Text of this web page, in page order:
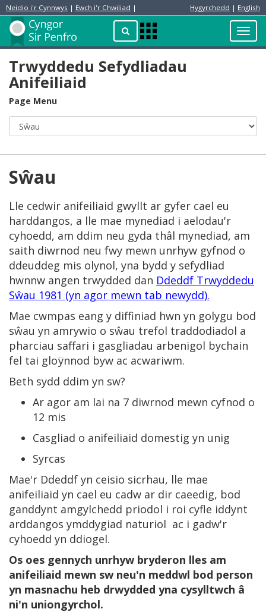
Neidio i'r Cynnwys | Ewch i'r Chwiliad | Hygyrchedd | English
ChwilioApps
Menu
Preswylydd
Trwyddedu Sefydliadau
Anifeiliaid
Page Menu
Sŵau
Lle cedwir anifeiliaid gwyllt ar gyfer cael eu
harddangos, a lle mae mynediad i aelodau'r
cyhoedd, am ddim neu gyda thâl mynediad, am
saith diwrnod neu fwy mewn unrhyw gyfnod o
ddeuddeg mis olynol, yna bydd y sefydliad
hwnnw angen trwydded dan Ddeddf Trwyddedu
Sŵau 1981 (yn agor mewn tab newydd).
Mae cwmpas eang y diffiniad hwn yn golygu bod
sŵau yn amrywio o sŵau trefol traddodiadol a
pharciau saffari i gasgliadau arbenigol bychain
fel tai gloÿnnod byw ac acwariwm.
Beth sydd ddim yn sw?
Ar agor am lai na 7 diwrnod mewn cyfnod o
12 mis
Casgliad o anifeiliaid domestig yn unig
Syrcas
Mae'r Ddeddf yn ceisio sicrhau, lle mae
anifeiliaid yn cael eu cadw ar dir caeedig, bod
ganddynt amgylchedd priodol i roi cyfle iddynt
arddangos ymddygiad naturiol ac i gadw'r
cyhoedd yn ddiogel.
Os oes gennych unrhyw bryderon lles am
anifeiliaid mewn sw neu'n meddwl bod person
yn masnachu heb drwydded yna cysylltwch â
ni'n uniongyrchol.